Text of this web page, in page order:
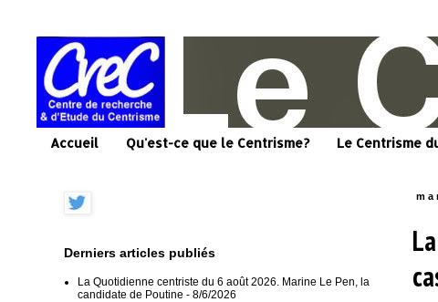
Accueil Qu'est-ce que le Centrisme? Le Centrisme
Derniers articles publiés
La Quotidienne centriste du 6 août 2026. Marine Le Pen, la
candidate de Poutine - 8/6/2026